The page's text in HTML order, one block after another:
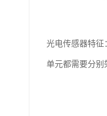
光电传感器特征
单元都需要分别